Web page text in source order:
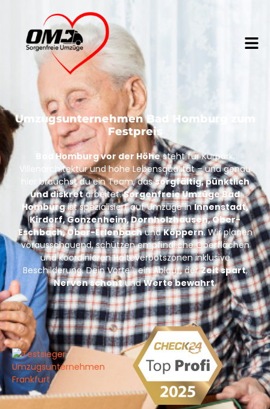
Umzugsunternehmen Bad Homburg zum
Festpreis
Bad Homburg vor der Höhesteht für Kurpark,
Villenarchitektur und hohe Lebensqualität – und genau
hier brauchst du ein Team, dassorgfältig, pünktlich
und diskretarbeitet.Sorgenfreie Umzüge Bad
Homburgist spezialisiert auf Umzüge inInnenstadt,
Kirdorf, Gonzenheim, Dornholzhausen, Ober-
Eschbach, Ober-ErlenbachundKöppern. Wir planen
vorausschauend, schützen empfindliche Oberflächen
und koordinieren Halteverbotszonen inklusive
Beschilderung. Dein Vorteil: ein Ablauf, derZeit spart,
Nerven schontundWerte bewahrt.